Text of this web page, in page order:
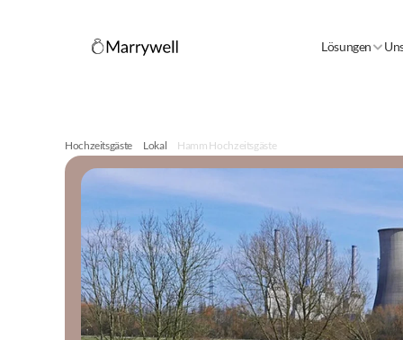
Lösungen
Hochzeitsgäste Lokal Hamm Hochzeitsgäste